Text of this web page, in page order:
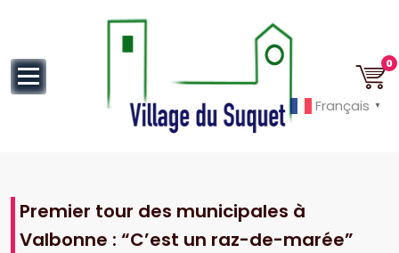
0
Premier tour des municipales à
Valbonne : “C’est un raz-de-marée”
Français ▼